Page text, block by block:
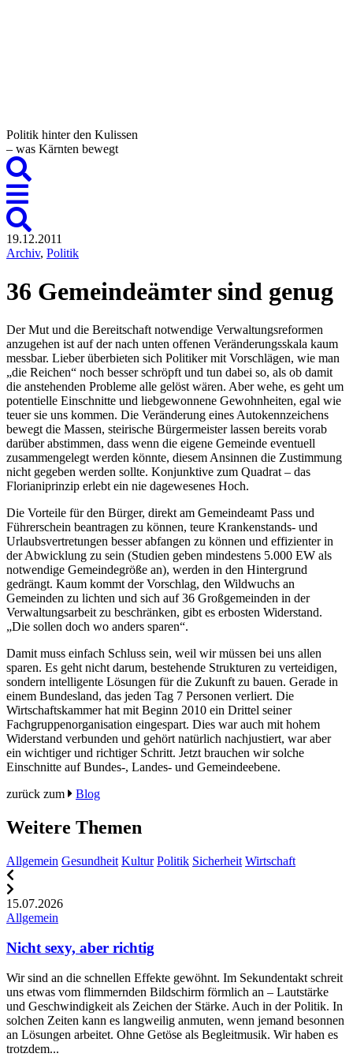
Politik hinter den Kulissen
– was Kärnten bewegt
19.12.2011
Archiv, Politik
36 Gemeindeämter sind genug
Der Mut und die Bereitschaft notwendige Verwaltungsreformen
anzugehen ist auf der nach unten offenen Veränderungsskala kaum
messbar. Lieber überbieten sich Politiker mit Vorschlägen, wie man
„die Reichen“ noch besser schröpft und tun dabei so, als ob damit
die anstehenden Probleme alle gelöst wären. Aber wehe, es geht um
potentielle Einschnitte und liebgewonnene Gewohnheiten, egal wie
teuer sie uns kommen. Die Veränderung eines Autokennzeichens
bewegt die Massen, steirische Bürgermeister lassen bereits vorab
darüber abstimmen, dass wenn die eigene Gemeinde eventuell
zusammengelegt werden könnte, diesem Ansinnen die Zustimmung
nicht gegeben werden sollte. Konjunktive zum Quadrat – das
Florianiprinzip erlebt ein nie dagewesenes Hoch.
Die Vorteile für den Bürger, direkt am Gemeindeamt Pass und
Führerschein beantragen zu können, teure Krankenstands- und
Urlaubsvertretungen besser abfangen zu können und effizienter in
der Abwicklung zu sein (Studien geben mindestens 5.000 EW als
notwendige Gemeindegröße an), werden in den Hintergrund
gedrängt. Kaum kommt der Vorschlag, den Wildwuchs an
Gemeinden zu lichten und sich auf 36 Großgemeinden in der
Verwaltungsarbeit zu beschränken, gibt es erbosten Widerstand.
„Die sollen doch wo anders sparen“.
Damit muss einfach Schluss sein, weil wir müssen bei uns allen
sparen. Es geht nicht darum, bestehende Strukturen zu verteidigen,
sondern intelligente Lösungen für die Zukunft zu bauen. Gerade in
einem Bundesland, das jeden Tag 7 Personen verliert. Die
Wirtschaftskammer hat mit Beginn 2010 ein Drittel seiner
Fachgruppenorganisation eingespart. Dies war auch mit hohem
Widerstand verbunden und gehört natürlich nachjustiert, war aber
ein wichtiger und richtiger Schritt. Jetzt brauchen wir solche
Einschnitte auf Bundes-, Landes- und Gemeindeebene.
zurück zum
Blog
Weitere Themen
Allgemein Gesundheit Kultur Politik Sicherheit Wirtschaft
15.07.2026
Allgemein
Nicht sexy, aber richtig
Wir sind an die schnellen Effekte gewöhnt. Im Sekundentakt schreit
uns etwas vom flimmernden Bildschirm förmlich an – Lautstärke
und Geschwindigkeit als Zeichen der Stärke. Auch in der Politik. In
solchen Zeiten kann es langweilig anmuten, wenn jemand besonnen
an Lösungen arbeitet. Ohne Getöse als Begleitmusik. Wir haben es
trotzdem...